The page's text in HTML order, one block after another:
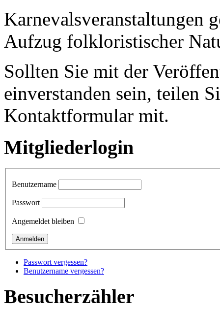
Karnevalsveranstaltungen
Aufzug folkloristischer
Sollten Sie mit der
einverstanden sein, teilen
Kontaktformular mit.
Mitgliederlogin
Benutzername
Passwort
Angemeldet bleiben
Passwort vergessen?
Benutzername vergessen?
Besucherzähler